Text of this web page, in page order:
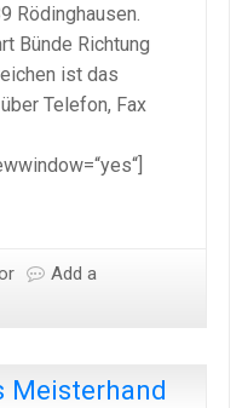
Rödinghausen.
Bünde Richtung
ist das
Telefon, Fax
Add a
Meisterhand